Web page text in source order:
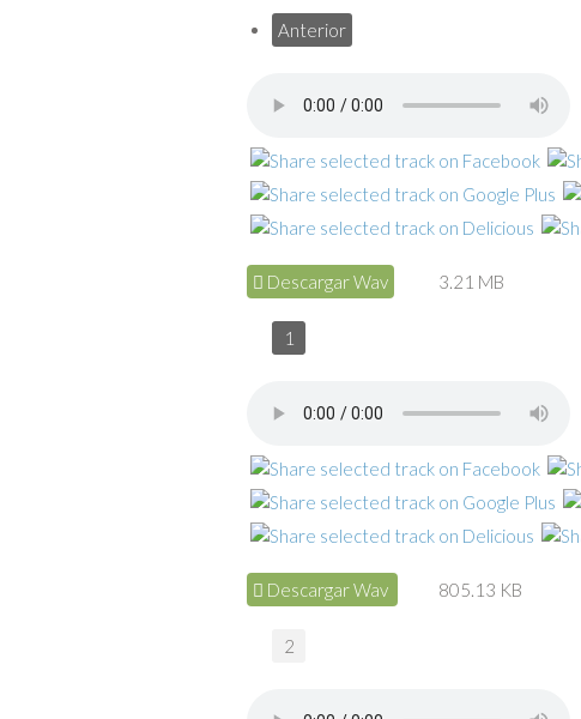
Descargar Wav 3.21 MB
Descargar Wav 805.13 KB
Anterior
1
2